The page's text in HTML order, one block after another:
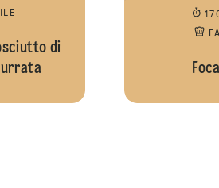
di